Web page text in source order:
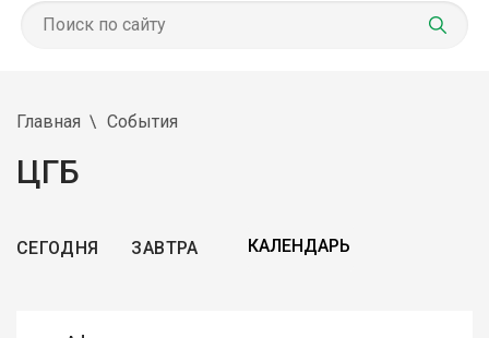
Главная События
ЦГБ
СЕГОДНЯ ЗАВТРА